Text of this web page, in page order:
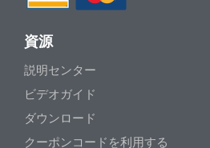
資源
説明センター
ビデオガイド
ダウンロード
クーポンコードを利用する